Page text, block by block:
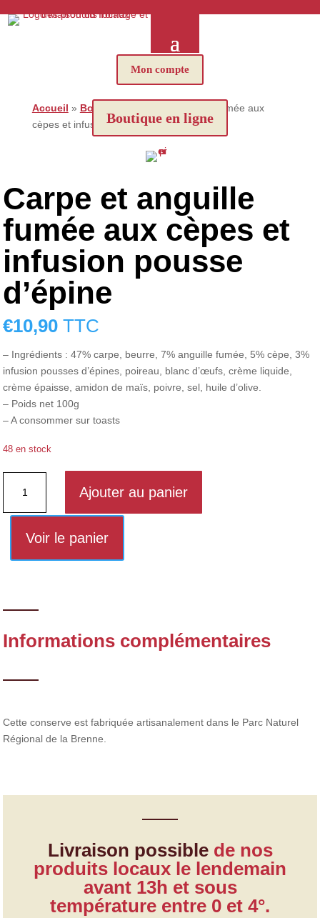
Mon compte
Boutique en ligne
Accueil » Boutique
Carpe et anguille fumée aux
cèpes et infusion pousse d’épine
Carpe et anguille
fumée aux cèpes et
infusion pousse
d’épine
€10,90 TTC
– Ingrédients : 47% carpe, beurre, 7% anguille fumée, 5% cèpe, 3%
infusion pousses d’épines, poireau, blanc d’œufs, crème liquide,
crème épaisse, amidon de maïs, poivre, sel, huile d’olive.
– Poids net 100g
– A consommer sur toasts
48 en stock
Carpe
anguille
fumée
et
pousse
Ajouter au panier
Voir le panier
Informations complémentaires
Cette conserve est fabriquée artisanalement dans le Parc Naturel
Régional de la Brenne.
Livraison possible de nos
produits locaux le lendemain
avant 13h et sous
température entre 0 et 4°.